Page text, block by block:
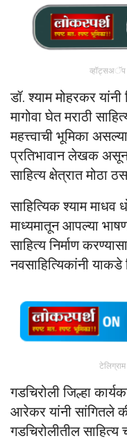
व्हॉट्सअॅप
डॉ. श्याम मोहरकर यांनी
मागोवा घेत मराठी
महत्त्वाची भूमिका
प्रतिभावान लेखक असून,
साहित्य क्षेत्रात
साहित्यिक श्याम माधव
माध्यमातून आपल्या
साहित्य निर्माण
नवसाहित्यिकांनी याकडे
गडचिरोली जिल्हा
आरेकर यांनी सांगितले
गडचिरोलीतील